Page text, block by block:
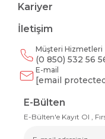
Kariyer
İletişim
Müşteri Hizmetleri
(0 850) 532 56
E-mail
[email
E-Bülten
E-Bülten'e Kayıt Ol ,